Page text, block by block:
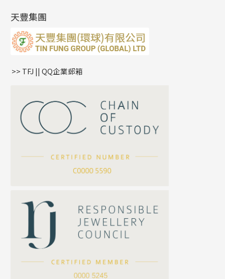
公司名稱
聯絡電話
雙十字鏈系列
水波鏈系列
蛇骨鏈系列
鏈尾系列
嘴唇鏈系列
S車花鏈系列
珍珠鏈系列
坦克鏈系列
滿天星鏈系列
方假繩鏈系列
耳環扣系列
耳綫/耳鈎系列
耳環爪頭
耳環
字母吊墜
相盒吊墜
項鏈吊墜
生肖吊墜
星座吊墜
珠扣
天豐集團
>> TFJ || QQ企業郵箱